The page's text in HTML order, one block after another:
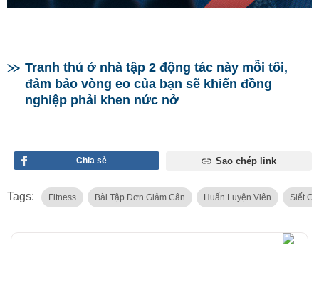
Tranh thủ ở nhà tập 2 động tác này mỗi tối,
đảm bảo vòng eo của bạn sẽ khiến đồng
nghiệp phải khen nức nở
Chia sẻ Sao chép link
Tags: Fitness Bài Tập Đơn Giảm Cân Huấn Luyện Viên Siết